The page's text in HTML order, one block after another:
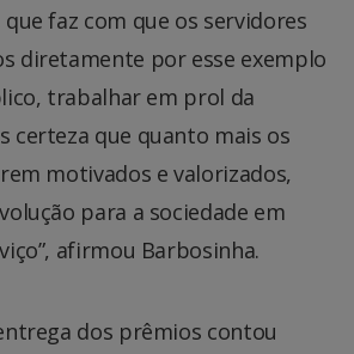
faz com que os servidores
diretamente por esse exemplo
trabalhar em prol da
certeza que quanto mais os
motivados e valorizados,
para a sociedade em
afirmou Barbosinha.
dos prêmios contou